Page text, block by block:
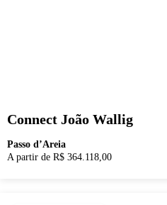
Connect João Wallig
Passo d’Areia
A partir de R$ 364.118,00